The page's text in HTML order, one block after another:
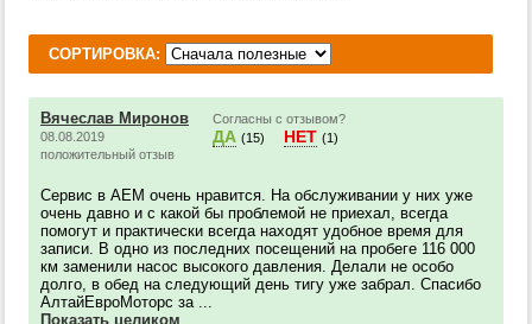
СОРТИРОВКА:
Вячеслав Миронов
08.08.2019
положительный отзыв
Согласны с отзывом?
ДА (15) НЕТ (1)
Сервис в АЕМ очень нравится. На обслуживании у них уже
очень давно и с какой бы проблемой не приехал, всегда
помогут и практически всегда находят удобное время для
записи. В одно из последних посещений на пробеге 116 000
км заменили насос высокого давления. Делали не особо
долго, в обед на следующий день тигу уже забрал. Спасибо
АлтайЕвроМоторс за ...
Показать целиком